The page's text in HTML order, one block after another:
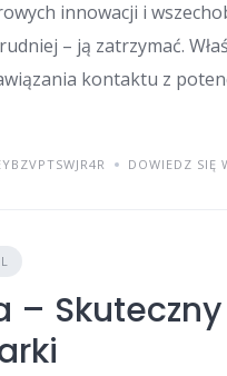
innowacji i
– ją zatrzymać.
kontaktu z
DOWIEDZ SIĘ
–